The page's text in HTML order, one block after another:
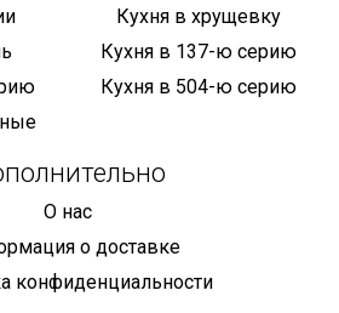
Кухня в хрущевку
Кухня в 137-ю серию
Кухня в 504-ю серию
О нас
о доставке
конфиденциальности